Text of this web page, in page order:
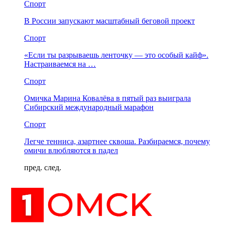
Спорт
В России запускают масштабный беговой проект
Спорт
«Если ты разрываешь ленточку — это особый кайф».
Настраиваемся на …
Спорт
Омичка Марина Ковалёва в пятый раз выиграла
Сибирский международный марафон
Спорт
Легче тенниса, азартнее сквоша. Разбираемся, почему
омичи влюбляются в падел
пред. след.